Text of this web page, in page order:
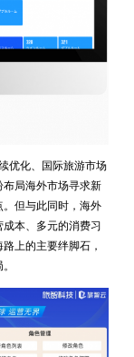
优化、国际旅游市场
局海外市场寻求新
但与此同时，海外
本、多元的消费习
上的主要绊脚石，